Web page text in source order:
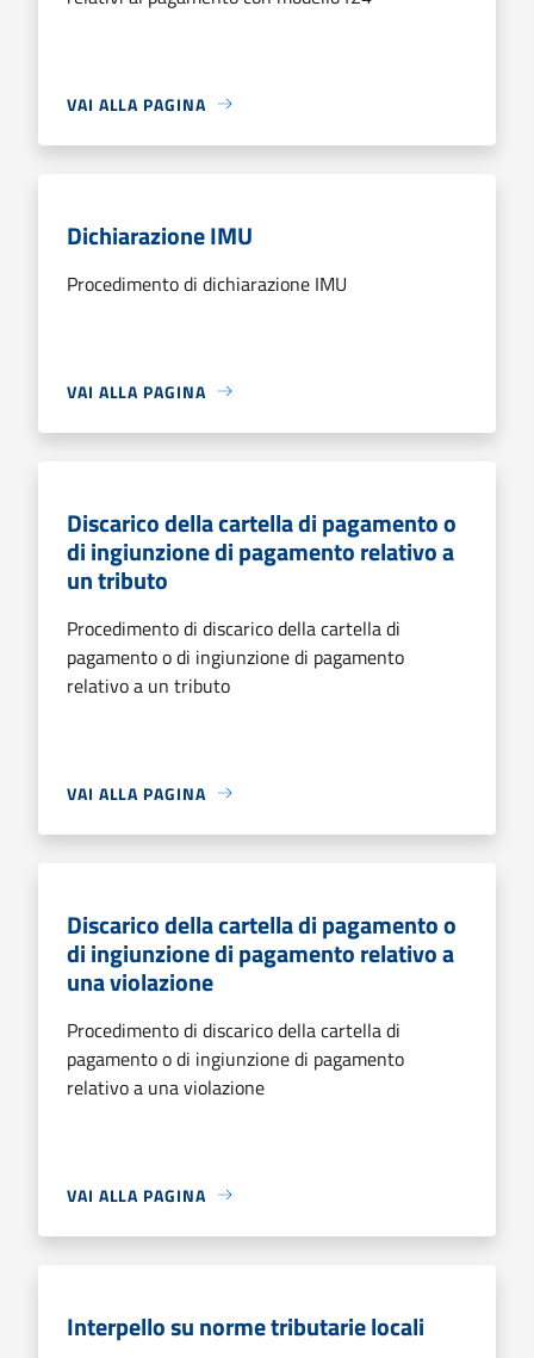
VAI ALLA PAGINA
Dichiarazione IMU
Procedimento di dichiarazione IMU
VAI ALLA PAGINA
Discarico della cartella di pagamento o
di ingiunzione di pagamento relativo a
un tributo
Procedimento di discarico della cartella di
pagamento o di ingiunzione di pagamento
relativo a un tributo
VAI ALLA PAGINA
Discarico della cartella di pagamento o
di ingiunzione di pagamento relativo a
una violazione
Procedimento di discarico della cartella di
pagamento o di ingiunzione di pagamento
relativo a una violazione
VAI ALLA PAGINA
Interpello su norme tributarie locali